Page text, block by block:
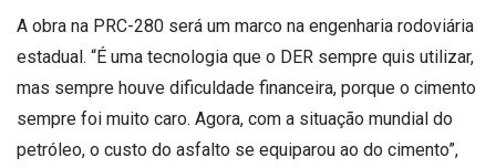
A obra na PRC-280 será um marco na engenharia rodoviária
estadual. “É uma tecnologia que o DER sempre quis utilizar,
mas sempre houve dificuldade financeira, porque o cimento
sempre foi muito caro. Agora, com a situação mundial do
petróleo, o custo do asfalto se equiparou ao do cimento”,